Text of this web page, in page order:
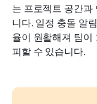
는 프로젝트 공간
니다. 일정 충돌 알
율이 원활해져 팀이
피할 수 있습니다.